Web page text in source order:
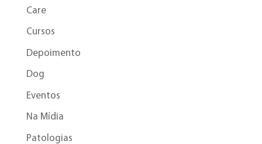
Care
Cursos
Depoimento
Dog
Eventos
Na Mídia
Patologias